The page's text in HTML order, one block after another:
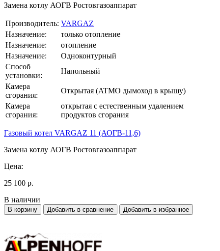
Замена котлу АОГВ Ростовгазоаппарат
Производитель: VARGAZ
Назначение:
только отопление
Назначение:
отопление
Назначение:
Одноконтурный
Способ
установки:
Напольный
Камера
сгорания:
Открытая (ATMO дымоход в крышу)
Камера
сгорания:
открытая с естественным удалением
продуктов сгорания
Газовый котел VARGAZ 11 (АОГВ-11,6)
Замена котлу АОГВ Ростовгазоаппарат
Цена:
25 100 р.
В наличии
В корзину Добавить в сравнение Добавить в избранное